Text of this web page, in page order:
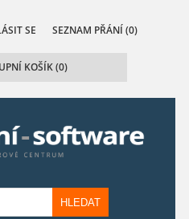
SE SEZNAM PŘÁNÍ (0)
KOŠÍK(0)
HLEDAT